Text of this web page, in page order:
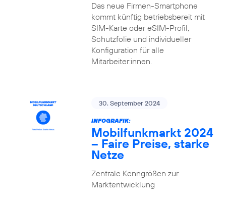
Das neue Firmen-Smartphone
kommt künftig betriebsbereit mit
SIM-Karte oder eSIM-Profil,
Schutzfolie und individueller
Konfiguration für alle
Mitarbeiter:innen.
30. September 2024
INFOGRAFIK:
Mobilfunkmarkt 2024
– Faire Preise, starke
Netze
Zentrale Kenngrößen zur
Marktentwicklung